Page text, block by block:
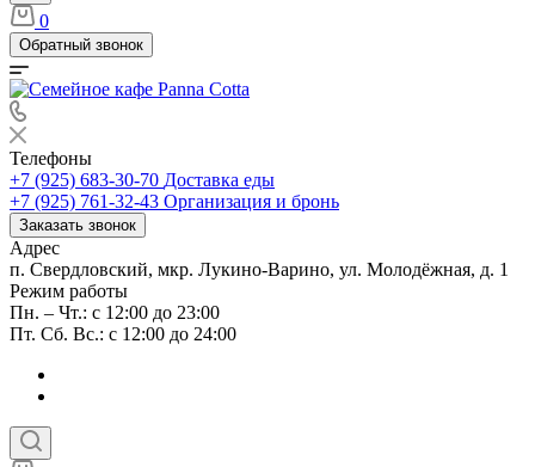
0
Обратный звонок
Телефоны
+7 (925) 683-30-70 Доставка еды
+7 (925) 761-32-43 Организация и бронь
Заказать звонок
Адрес
п. Свердловский, мкр. Лукино-Варино, ул. Молодёжная, д. 1
Режим работы
Пн. – Чт.: с 12:00 до 23:00
Пт. Сб. Вс.: с 12:00 до 24:00